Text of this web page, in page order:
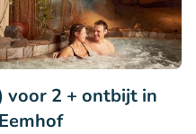
voor 2 + ontbijt in